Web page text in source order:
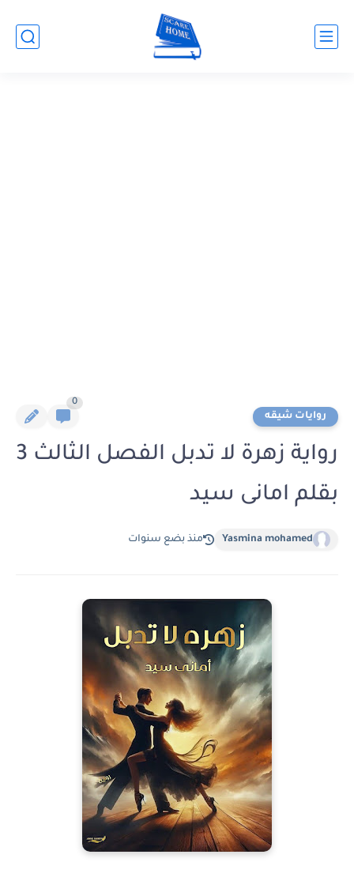
روايات شيقه
0
رواية زهرة لا تدبل الفصل الثالث 3
بقلم امانى سيد
Yasmina mohamed منذ بضع سنوات